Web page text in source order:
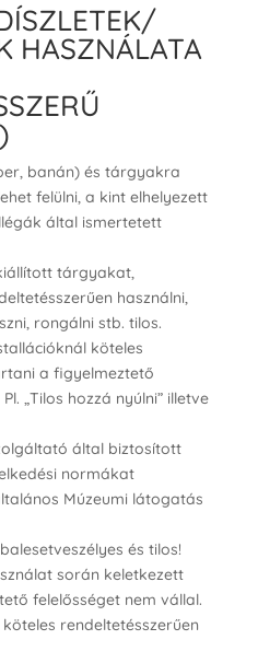
HASZNÁLATA
banán) és tárgyakra
felülni, a kint elhelyezett
által ismertetett
tárgyakat,
használni,
rongálni stb. tilos.
köteles
a figyelmeztető
„Tilos hozzá nyúlni” illetve
által biztosított
normákat
Múzeumi látogatás
és tilos!
során keletkezett
felelősséget nem vállal.
rendeltetésszerűen